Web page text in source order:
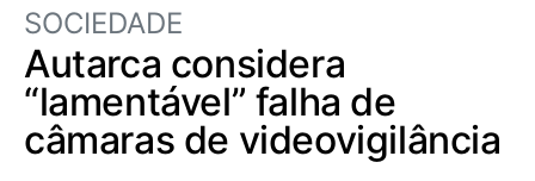
SOCIEDADE
Autarca considera
“lamentável” falha de
câmaras de videovigilância